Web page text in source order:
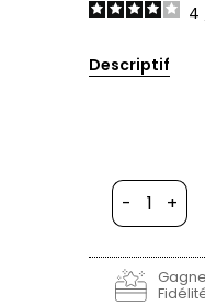
4
Descriptif
- +